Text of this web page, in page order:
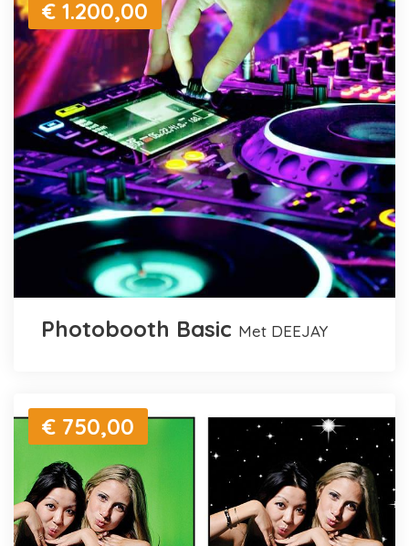
€ 1.200,00
Photobooth Basic met DEEJAY
€ 750,00